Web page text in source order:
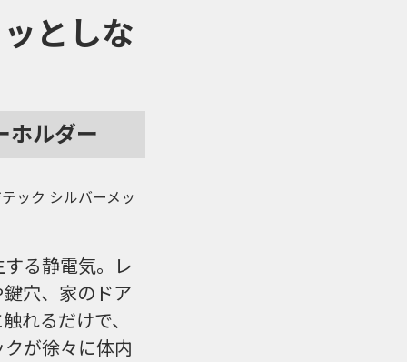
としな
ホルダー
ック シルバーメッ
る静電気。レ
穴、家のドア
れるだけで、
が徐々に体内